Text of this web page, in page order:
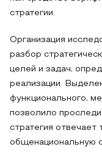
стратегии.
Организация
разбор
целей и задач,
реализации.
функционального,
позволило
стратегия отвечает
общенациональную